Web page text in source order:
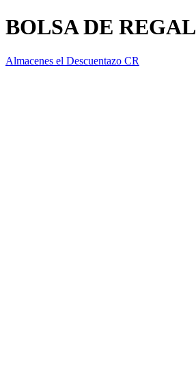
BOLSA DE
Almacenes el Descuentazo CR